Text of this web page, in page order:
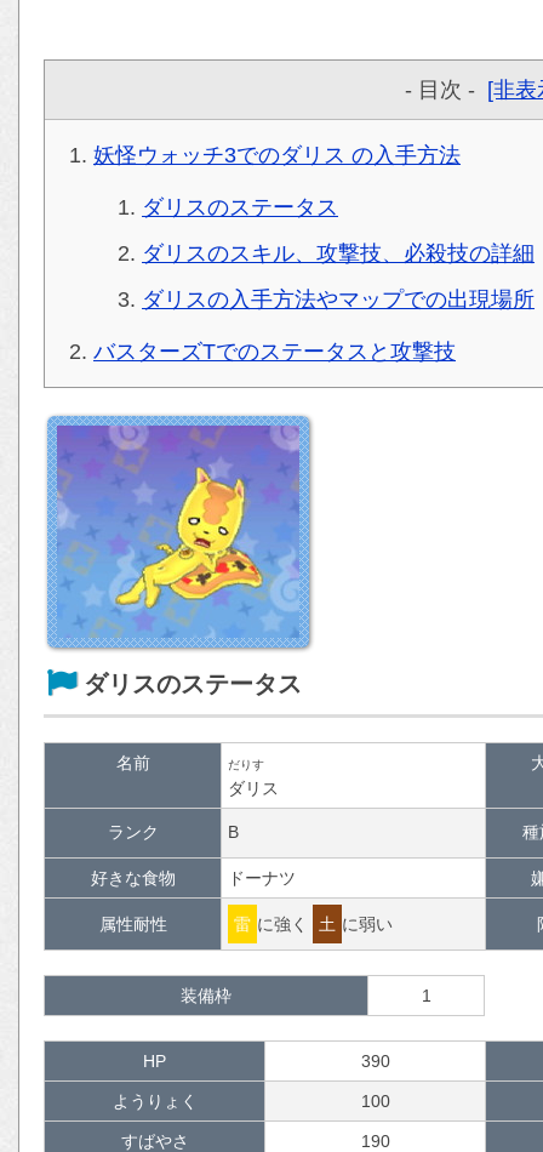
- 目次 - [非表
妖怪ウォッチ3でのダリス の入手方法
ダリスのステータス
ダリスのスキル、攻撃技、必殺技の詳細
ダリスの入手方法やマップでの出現場所
バスターズTでのステータスと攻撃技
ダリスのステータス
名前 だりす
ダリス
ランク B 種
好きな食物 ドーナツ
属性耐性 雷 に強く 土 に弱い
装備枠 1
HP 390
ようりょく 100
すばやさ 190